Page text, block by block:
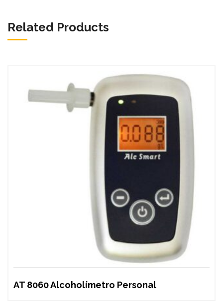
Related Products
AT 8060 Alcoholímetro Personal